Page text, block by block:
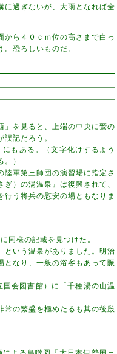
に過ぎないが、大雨となれば全
から４０ｃｍ位の高さまで白っ
恐ろしいものだ。
」を見ると、上端の中央に鷲の
記だろう。
にもある。（文字化けするよう
）
陸軍第三師団の演習場に指定さ
）の湯温泉』は復興されて、
う将兵の慰安の場ともなりま
同様の記載を見つけた。
という温泉がありました。明治
となり、一般の浴客もあって賑
国会図書館）に「千種湯の山温
常の繁盛を極めたるも其の後殷